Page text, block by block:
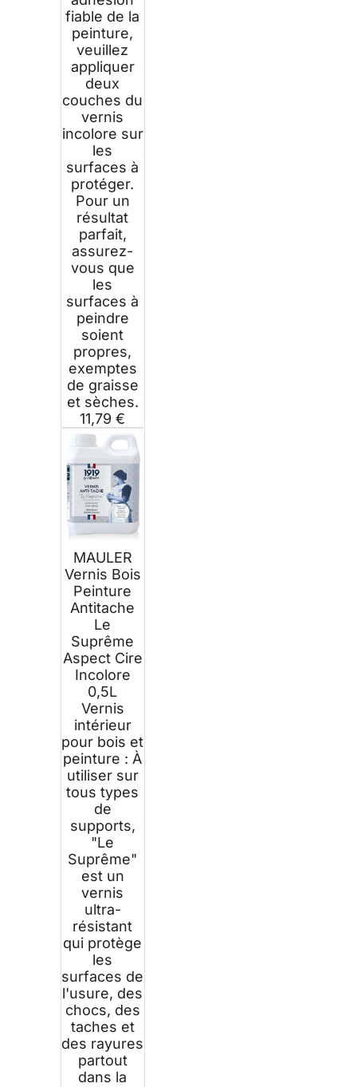
fiable de la
peinture,
veuillez
appliquer
deux
couches du
vernis
incolore sur
les
surfaces à
protéger.
Pour un
résultat
parfait,
assurez-
vous que
les
surfaces à
peindre
soient
propres,
exemptes
de graisse
et sèches.
11,79 €
MAULER
Vernis Bois
Peinture
Antitache
Le
Suprême
Aspect Cire
Incolore
0,5L
Vernis
intérieur
pour bois et
peinture : À
utiliser sur
tous types
de
supports,
"Le
Suprême"
est un
vernis
ultra-
résistant
qui protège
les
surfaces de
l'usure, des
chocs, des
taches et
des rayures
partout
dans la